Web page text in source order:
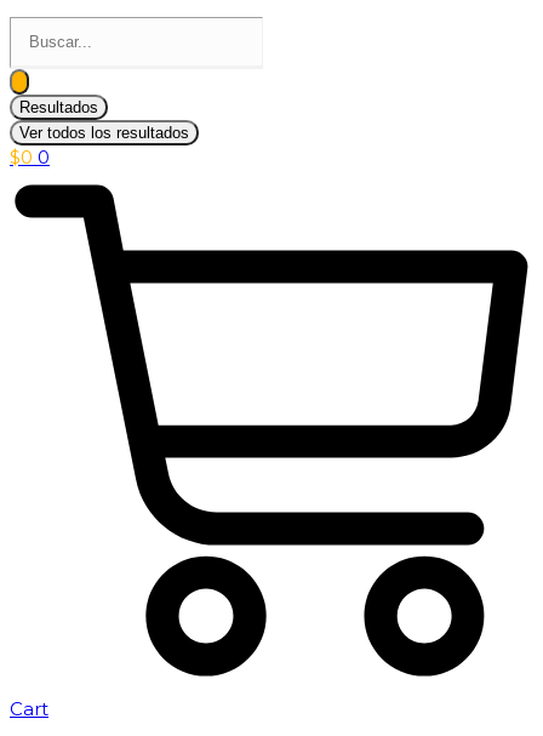
Resultados
Ver todos los resultados
$0 0
Cart